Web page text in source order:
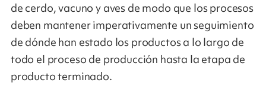
de cerdo, vacuno y aves de modo que los procesos
deben mantener imperativamente un seguimiento
de dónde han estado los productos a lo largo de
todo el proceso de producción hasta la etapa de
producto terminado.